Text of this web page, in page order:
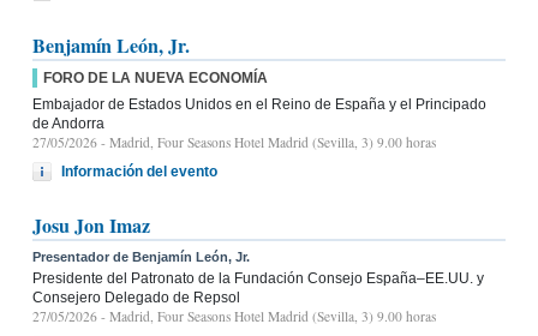
Benjamín León, Jr.
FORO DE LA NUEVA ECONOMÍA
Embajador de Estados Unidos en el Reino de España y el Principado
de Andorra
27/05/2026 - Madrid, Four Seasons Hotel Madrid (Sevilla, 3) 9.00 horas
Información del evento
Josu Jon Imaz
Presentador de Benjamín León, Jr.
Presidente del Patronato de la Fundación Consejo España–EE.UU. y
Consejero Delegado de Repsol
27/05/2026 - Madrid, Four Seasons Hotel Madrid (Sevilla, 3) 9.00 horas